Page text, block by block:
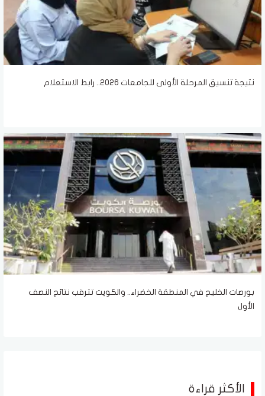
نتيجة تنسيق المرحلة الأولى للجامعات 2026.. رابط الاستعلام
بورصات الخليج في المنطقة الخضراء.. والكويت تترقب نتائج النصف
الأول
الأكثر قراءة